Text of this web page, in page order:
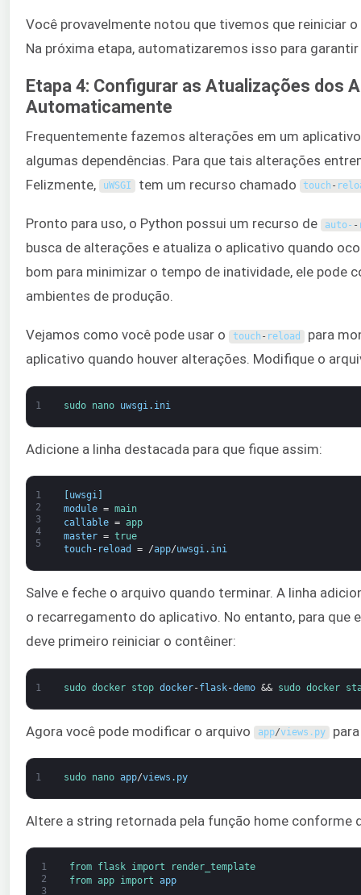
Você provavelmente notou que tivemos que reiniciar
Na próxima etapa, automatizaremos isso para
Etapa 4: Configurar as Atualizações dos
Automaticamente
Frequentemente fazemos alterações em um
algumas dependências. Para que tais alterações
Felizmente,
uWSGI tem um recurso chamado touch -
Pronto para uso, o Python possui um recurso de auto- -
busca de alterações e atualiza o aplicativo quando
bom para minimizar o tempo de inatividade, ele pode
ambientes de produção.
Vejamos como você pode usar o touch - reload para
aplicativo quando houver alterações. Modifique o
1 sudo nano uwsgi . ini
Adicione a linha destacada para que fique assim:
1
2
3
4
5
uwsgi]
module = main
callable = app
master = true
touch- reload = /app/uwsgi. ini
Salve e feche o arquivo quando terminar. A linha
o recarregamento do aplicativo. No entanto, para
deve primeiro reiniciar o contêiner:
1 sudo docker stop docker-flask-demo && sudo docker
Agora você pode modificar o arquivo app/views . py para
1 sudo nano app/views . py
Altere a string retornada pela função home conforme
1
2
3
from flask import
render_template
from app import app